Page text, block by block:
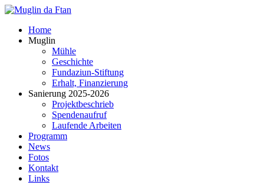
Home
Muglin
Mühle
Geschichte
Fundaziun-Stiftung
Erhalt, Finanzierung
Sanierung 2025-2026
Projektbeschrieb
Spendenaufruf
Laufende Arbeiten
Programm
News
Fotos
Kontakt
Links